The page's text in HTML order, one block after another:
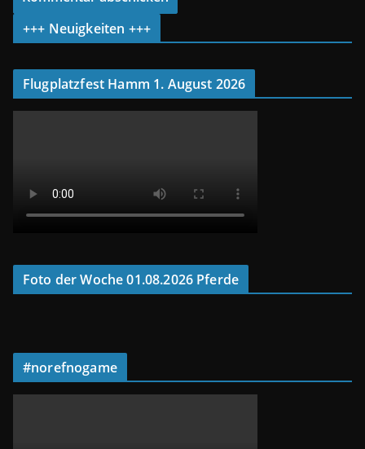
+++ Neuigkeiten +++
Flugplatzfest Hamm 1. August 2026
Foto der Woche 01.08.2026 Pferde
#norefnogame